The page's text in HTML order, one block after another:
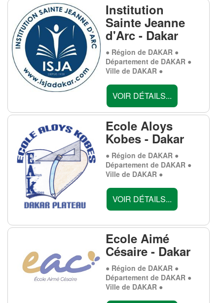
Institution
Sainte Jeanne
d'Arc - Dakar
● Région de DAKAR ●
Département de DAKAR ●
Ville de DAKAR ●
VOIR DÉTAILS...
Ecole Aloys
Kobes - Dakar
● Région de DAKAR ●
Département de DAKAR ●
Ville de DAKAR ●
VOIR DÉTAILS...
Ecole Aimé
Césaire - Dakar
● Région de DAKAR ●
Département de DAKAR ●
Ville de DAKAR ●